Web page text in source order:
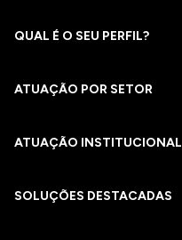
QUAL É O SEU PERFIL?
ATUAÇÃO POR SETOR
ATUAÇÃO INSTITUCIONAL
SOLUÇÕES DESTACADAS